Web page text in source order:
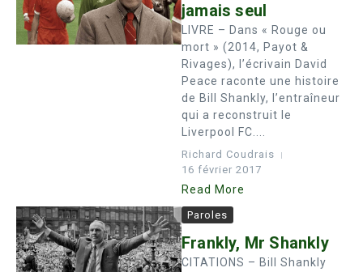
jamais seul
LIVRE – Dans « Rouge ou
mort » (2014, Payot &
Rivages), l’écrivain David
Peace raconte une histoire
de Bill Shankly, l’entraîneur
qui a reconstruit le
Liverpool FC....
Richard Coudrais
16 février 2017
Read More
Paroles
Frankly, Mr Shankly
CITATIONS – Bill Shankly